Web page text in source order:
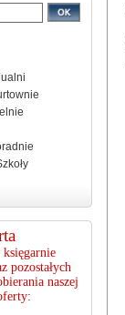
księgarnie
pozostałych
naszej